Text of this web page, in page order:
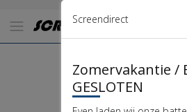
Screendirect
Zomervakantie /
GESLOTEN